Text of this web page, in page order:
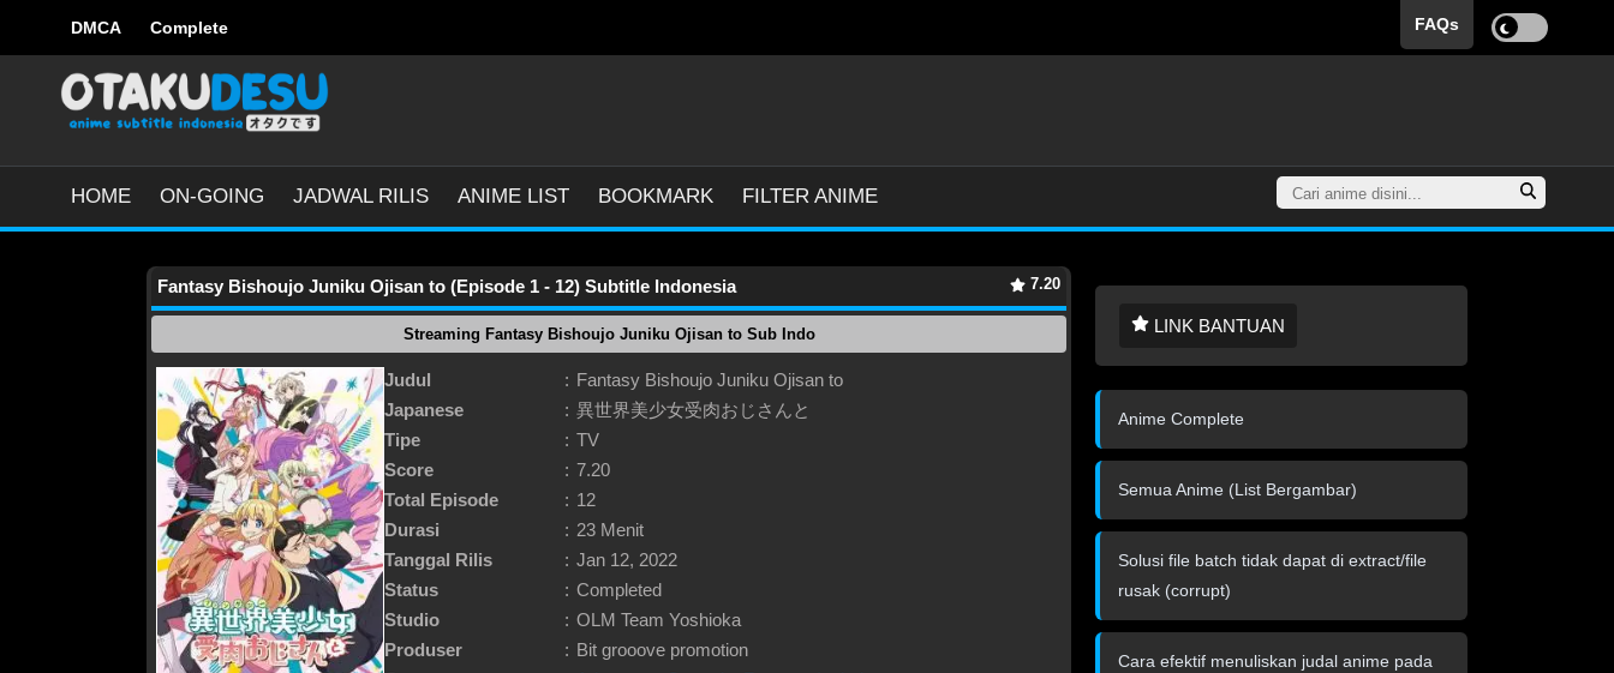
DMCA Complete FAQs
HOME ON-GOING JADWAL RILIS ANIME LIST BOOKMARK FILTER ANIME
Fantasy Bishoujo Juniku Ojisan to (Episode 1 - 12) Subtitle Indonesia 7.20
Streaming Fantasy Bishoujo Juniku Ojisan to Sub Indo
Judul : Fantasy Bishoujo Juniku Ojisan to
Japanese
: 異世界美少女受肉おじさんと
Tipe
: TV
Score
: 7.20
Total Episode
: 12
Durasi
: 23 Menit
Tanggal Rilis
: Jan 12, 2022
Status
: Completed
Studio
: OLM Team Yoshioka
Produser
: Bit grooove promotion
LINK BANTUAN
Anime Complete
Semua Anime (List Bergambar)
Solusi file batch tidak dapat di extract/file
rusak (corrupt)
Cara efektif menuliskan judal anime pada